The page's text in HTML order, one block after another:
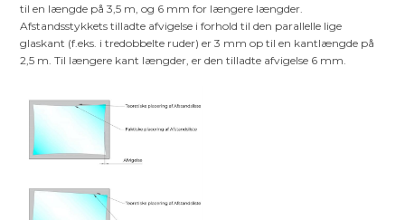
til en længde på 3,5 m, og 6 mm for længere længder.
Afstandsstykkets tilladte afvigelse i forhold til den parallelle lige
glaskant (f.eks. i tredobbelte ruder) er 3 mm op til en kantlængde på
2,5 m. Til længere kant længder, er den tilladte afvigelse 6 mm.